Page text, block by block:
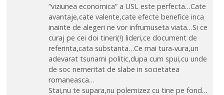
“viziunea economica” a USL este perfecta…Cate
avantaje,cate valente,cate efecte benefice inca
inainte de alegeri ne vor infrumuseta viata…Si ce
curaj pe cei doi tineri(!) lideri,ce document de
referinta,cata substanta…Ce mai tura-vura,un
adevarat tsunami politic,dupa cum spui,cu unde
de soc nemeritat de slabe in societatea
romaneasca…
Stai,nu te supara,nu polemizez cu tine pe fond…